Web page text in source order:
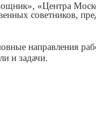
«Центра
советников,
направления
и задачи.